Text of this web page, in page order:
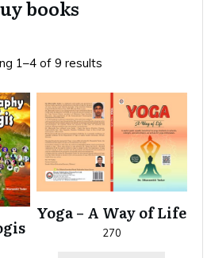
books
1–4 of 9 results
Yoga – A Way of Life
270